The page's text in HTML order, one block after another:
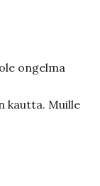
ongelma
kautta. Muille